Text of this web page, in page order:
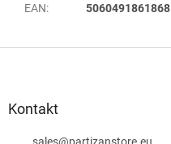
EAN: 5060491861868
Kontakt